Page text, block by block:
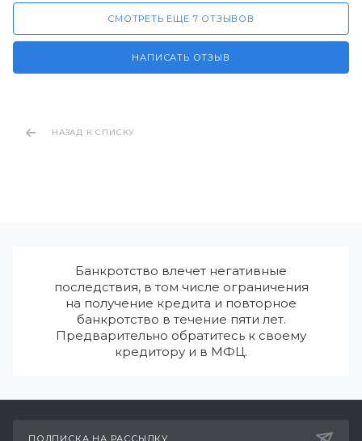
СМОТРЕТЬ ЕЩЕ 7 ОТЗЫВОВ
НАПИСАТЬ ОТЗЫВ
НАЗАД К СПИСКУ
Банкротство влечет негативные
последствия, в том числе ограничения
на получение кредита и повторное
банкротство в течение пяти лет.
Предварительно обратитесь к своему
кредитору и в МФЦ.
ПОДПИСКА НА РАССЫЛКУ